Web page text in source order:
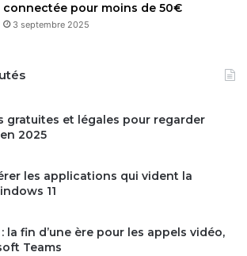
connectée pour moins de 50€
3 septembre 2025
gratuites et légales pour regarder
2025
les applications qui vident la
11
la fin d’une ère pour les appels vidéo,
Teams